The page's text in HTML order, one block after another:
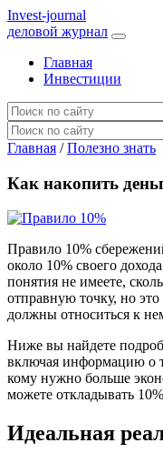
Invest-journal
деловой журнал
Главная
Инвестиции
Главная / Полезно знать
Как накопить
Правило 10%
около 10% своего
понятия не имеете,
отправную точку, но
должны относиться к
Ниже вы найдете
включая информацию о
кому нужно больше
можете откладывать
Идеальная